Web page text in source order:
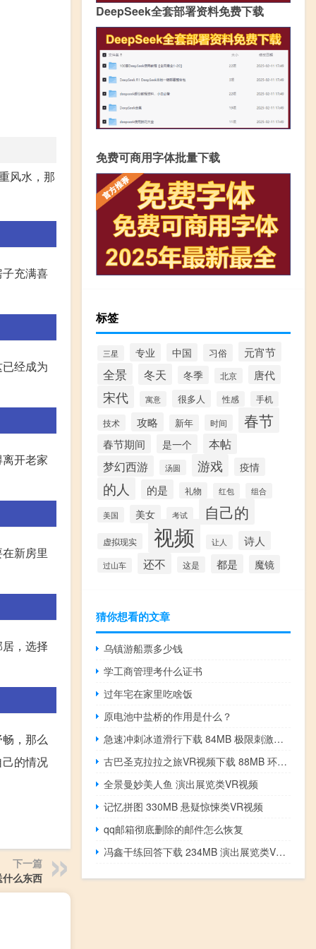
风水，那
充满喜
经成为
开老家
新房里
，选择
，那么
的情况
下一篇
么东西
DeepSeek全套部署资料免费下载
免费可商用字体批量下载
标签
三星 专业 中国 习俗 元宵节
全景 冬天 冬季 北京 唐代
宋代 寓意 很多人 性感 手机
技术 攻略 新年 时间 春节
春节期间 是一个 本帖
梦幻西游 汤圆 游戏 疫情
的人 的是 礼物 红包 组合
美国 美女 考试 自己的
虚拟现实 视频 让人 诗人
过山车 还不 这是 都是 魔镜
猜你想看的文章
乌镇游船票多少钱
学工商管理考什么证书
过年宅在家里吃啥饭
原电池中盐桥的作用是什么？
急速冲刺冰道滑行下载 84MB 极限刺激类VR视频
古巴圣克拉拉之旅VR视频下载 88MB 环球旅行类
全景曼妙美人鱼 演出展览类VR视频
记忆拼图 330MB 悬疑惊悚类VR视频
qq邮箱彻底删除的邮件怎么恢复
冯鑫干练回答下载 234MB 演出展览类VR视频